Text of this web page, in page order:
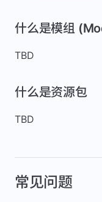
什么是模组
TBD
什么是资源包
TBD
常见问题